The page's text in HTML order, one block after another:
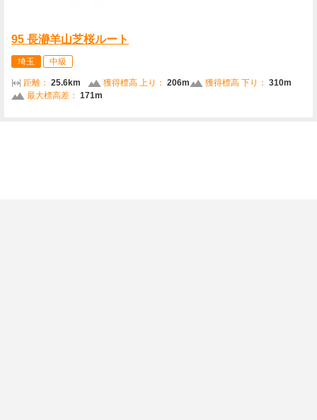
95 長瀞羊山芝桜ルート
埼玉 中級
距離： 25.6km 獲得標高 上り： 206m 獲得標高 下り： 310m
最大標高差： 171m